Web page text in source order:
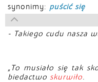
synonimy: puścić się
- Takiego cudu nasza
„To musiało się tak
biedactwo skurwiło.